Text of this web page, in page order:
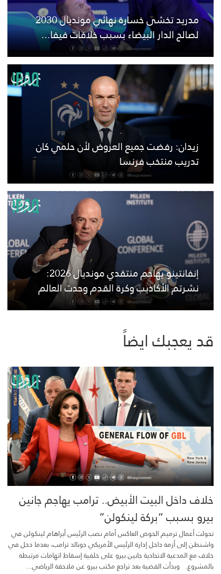
مدريد تخشى خسارة نهائي مونديال 2030
لصالح الدار البيضاء بسبب خلافات فيفا...
زيدان: رفضت جميع العروض لأن حلمي كان
تدريب منتخب فرنسا
إنفانتينو يهاجم منتقدي مونديال 2026:
نشرتم الأكاذيب وكرة القدم وحدت العالم
قد يعجبك ايضاً
خلاف داخل البيت الأبيض.. ترامب يهاجم جانين
بيرو بسبب “بركة لينكولن”
تحولت أعمال ترميم الحوض العاكس أمام نصب الرئيس أبراهام لينكولن في
واشنطن إلى أزمة داخل إدارة الرئيس الأمريكي دونالد ترامب، بعدما دخل في
خلاف مع المدعية الاتحادية جانين بيرو على خلفية إسقاط اتهامات مرتبطة
بالمشروع. وبدأت القضية بعد تراجع مكتب بيرو عن ملاحقة الرياضي...